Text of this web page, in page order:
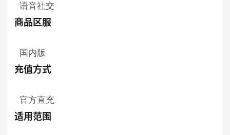
语音社交
商品区服
国内版
充值方式
官方直充
适用范围